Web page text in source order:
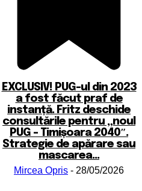
EXCLUSIV! PUG-ul din 2023
a fost făcut praf de
instanță. Fritz deschide
consultările pentru „noul
PUG – Timișoara 2040″.
Strategie de apărare sau
mascarea...
Mircea Opris - 28/05/2026